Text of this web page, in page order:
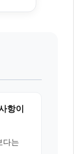
항이
다는